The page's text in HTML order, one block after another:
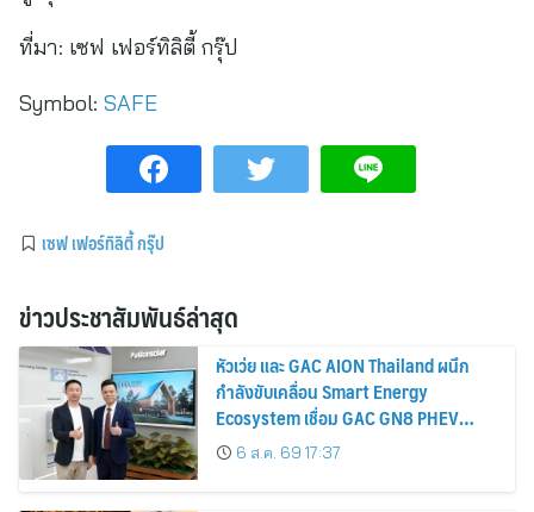
ที่มา: เซฟ เฟอร์ทิลิตี้ กรุ๊ป
Symbol: SAFE
เซฟ เฟอร์ทิลิตี้ กรุ๊ป
ข่าวประชาสัมพันธ์ล่าสุด
หัวเว่ย และ GAC AION Thailand ผนึก
กำลังขับเคลื่อน Smart Energy
Ecosystem เชื่อม GAC GN8 PHEV
รถยนต์ MPV ระดับพรีเมียม เข้ากับ
พลังงานแสงอาทิตย์ภายในบ้าน
6 ส.ค. 69 17:37